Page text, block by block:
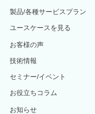
製品/各種サービスプラン
ユースケースを見る
お客様の声
技術情報
セミナー/イベント
お役立ちコラム
お知らせ